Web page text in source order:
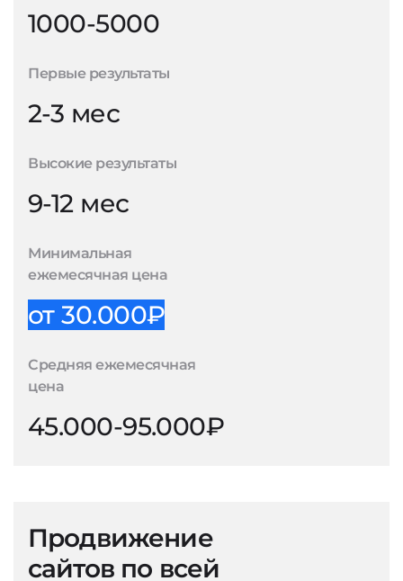
1000-5000
Первые результаты
2-3 мес
Высокие результаты
9-12 мес
Минимальная
ежемесячная цена
от 30.000₽
Средняя ежемесячная
цена
45.000-95.000₽
Продвижение
сайтов по всей